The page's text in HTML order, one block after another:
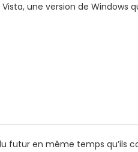
une version de Windows
futur en même temps qu’ils